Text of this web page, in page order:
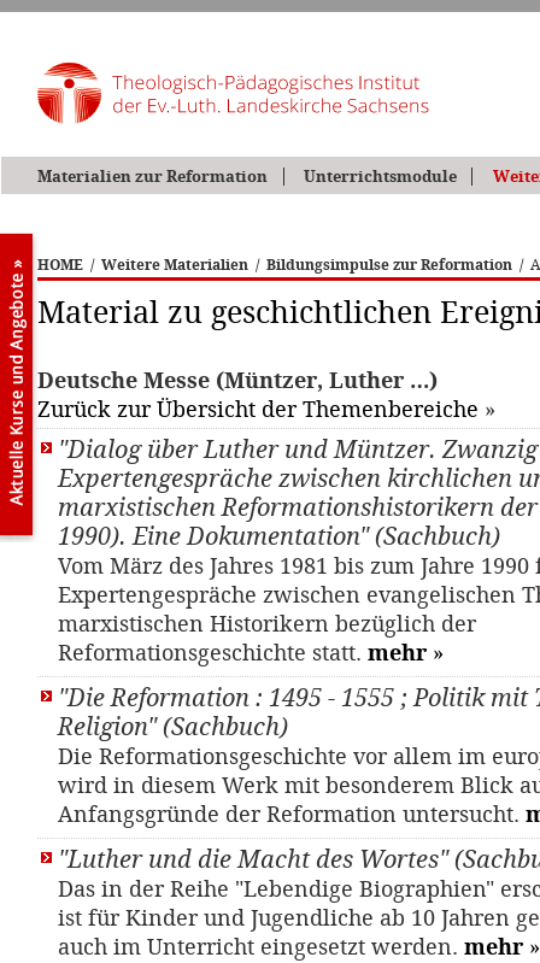
Materialien zur Reformation Unterrichtsmodule
HOME / Weitere Materialien / Bildungsimpulse zur Reformation /
Material zu geschichtlichen
Deutsche Messe (Müntzer, Luther …)
Zurück zur Übersicht der Themenbereiche »
"Dialog über Luther und Müntzer. Zwanzig
Expertengespräche zwischen kirchlichen
marxistischen Reformationshistorikern der
1990). Eine Dokumentation" (Sachbuch)
Vom März des Jahres 1981 bis zum Jahre
Expertengespräche zwischen evangelischen
marxistischen Historikern bezüglich der
Reformationsgeschichte statt. mehr »
"Die Reformation : 1495 - 1555 ; Politik mit
Religion" (Sachbuch)
Die Reformationsgeschichte vor allem im
wird in diesem Werk mit besonderem Blick
Anfangsgründe der Reformation untersucht.
"Luther und die Macht des Wortes"
Das in der Reihe "Lebendige Biographien"
ist für Kinder und Jugendliche ab 10 Jahren
auch im Unterricht eingesetzt werden. mehr »